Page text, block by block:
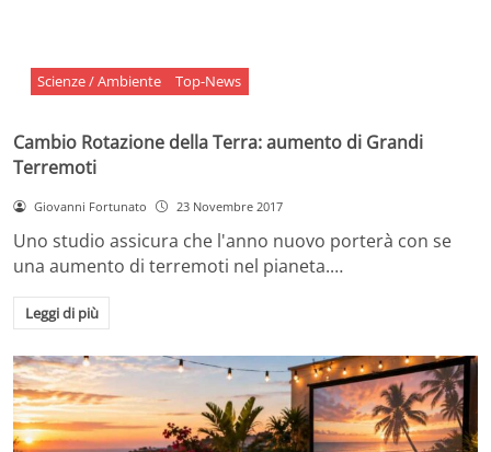
Scienze / Ambiente Top-News
Cambio Rotazione della Terra: aumento di Grandi
Terremoti
Giovanni Fortunato 23 Novembre 2017
Uno studio assicura che l'anno nuovo porterà con se
una aumento di terremoti nel pianeta.…
Leggi di più